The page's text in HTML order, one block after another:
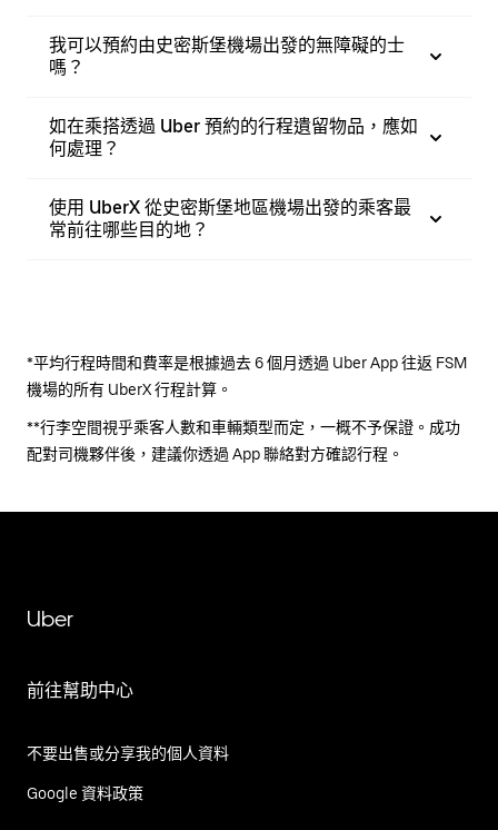
我可以預約由史密斯堡機場出發的無障礙的士
嗎？
如在乘搭透過 Uber 預約的行程遺留物品，應如
何處理？
使用 UberX 從史密斯堡地區機場出發的乘客最
常前往哪些目的地？
*平均行程時間和費率是根據過去 6 個月透過 Uber App 往返 FSM
機場的所有 UberX 行程計算。
**行李空間視乎乘客人數和車輛類型而定，一概不予保證。成功
配對司機夥伴後，建議你透過 App 聯絡對方確認行程。
Uber
前往幫助中心
不要出售或分享我的個人資料
Google 資料政策